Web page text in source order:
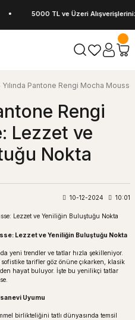
5000 TL ve Üzeri
Klozet ve Rezervuarlar
Gömme Rezervuar ve Kumanda
Klozet Kapakları
Rezervuar ve İç Takımları
Çanak Lavabolar
Etajerli Lavabolar
Eviyeler
Tezgah Üstü Lavabolar
Pisuvar ve Ara Bölmeler
Pisuvar Ara Bölmeler
Pisuvarlar
Lavabo Bataryaları
Musluklar
Mutfak Bataryaları
Duş Setleri
Duş Sistemleri
El Duş Setleri
Diş Fırçalık
Havluluk
Sabunluk
Tuvalet Fırçalığı
Tuvalet Kağıtlığı
Yılında Pantone Rengi Mocha
Rengi
Lezzet ve
Nokta
10-12-2024 10:01
Lezzet ve Yeniliğin Buluştuğu Nokta
yeni trendler ve tatlar hızla şekilleniyor.
tarifler göz önüne çıkarken, klasik
hayat buluyor. İşte bu yenilikçi tatlar
Uyumu
birlikteliğini tatlı dünyasında temsil